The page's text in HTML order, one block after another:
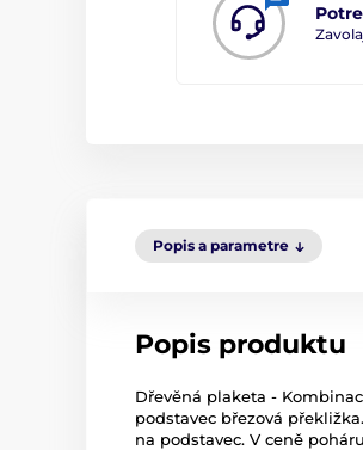
Popis a parametre
Popis produktu
Dřevěná plaketa -
podstavec březová
na podstavec. V ceně